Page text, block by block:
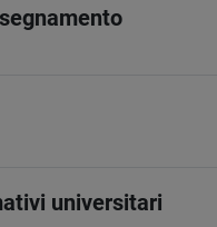
universitari